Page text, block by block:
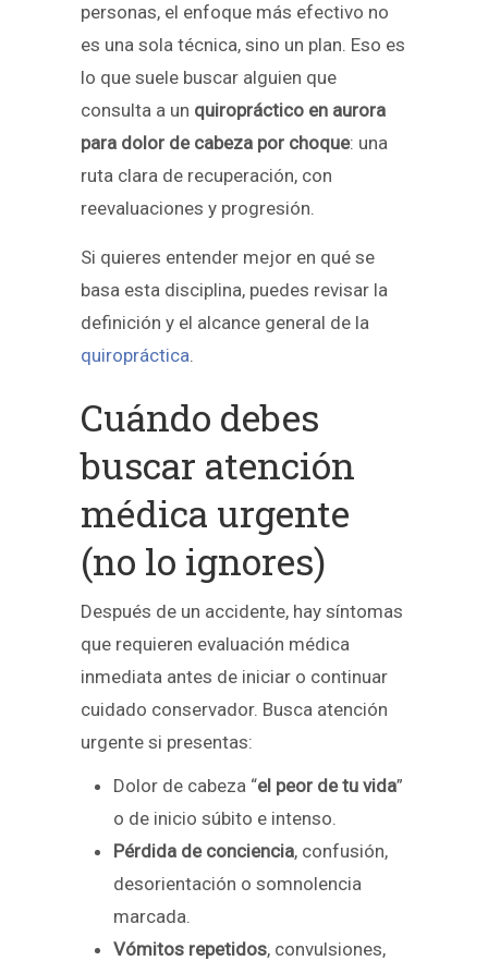
personas, el enfoque más efectivo no
es una sola técnica, sino un plan. Eso es
lo que suele buscar alguien que
consulta a un quiropráctico en aurora
para dolor de cabeza por choque: una
ruta clara de recuperación, con
reevaluaciones y progresión.
Si quieres entender mejor en qué se
basa esta disciplina, puedes revisar la
definición y el alcance general de la
quiropráctica.
Cuándo debes
buscar atención
médica urgente
(no lo ignores)
Después de un accidente, hay síntomas
que requieren evaluación médica
inmediata antes de iniciar o continuar
cuidado conservador. Busca atención
urgente si presentas:
Dolor de cabeza “el peor de tu vida”
o de inicio súbito e intenso.
Pérdida de conciencia, confusión,
desorientación o somnolencia
marcada.
Vómitos repetidos, convulsiones,